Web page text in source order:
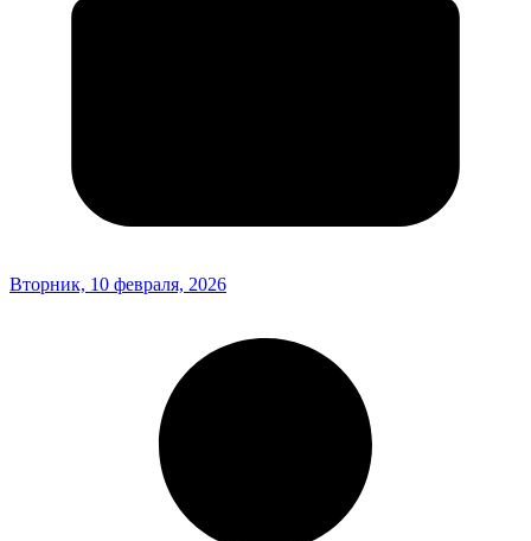
Вторник, 10 февраля, 2026